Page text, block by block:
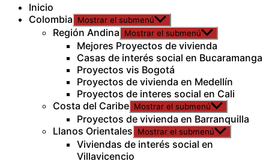
Inicio
Colombia
Mostrar el submenú
Región Andina Mostrar el submenú
Mejores Proyectos de vivienda
Casas de interés social en Bucaramanga
Proyectos vis Bogotá
Proyectos de vivienda en Medellín
Proyectos de interes social en Cali
Costa del Caribe Mostrar el submenú
Proyectos de vivienda en Barranquilla
Llanos Orientales
Mostrar el submenú
Viviendas de interés social en
Villavicencio